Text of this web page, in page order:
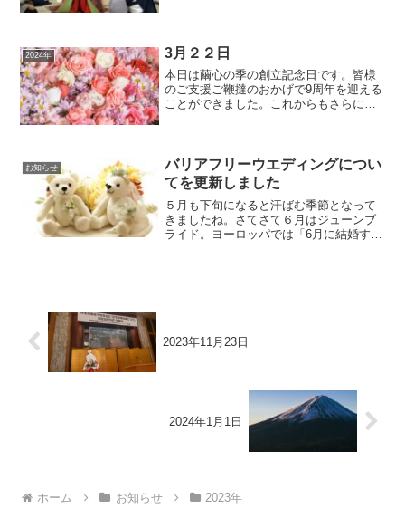
2024年 3月２２日
本日は繭心の季の創立記念日です。皆様
のご支援ご鞭撻のおかげで9周年を迎える
ことができました。これからもさらに飛
お知らせ
バリアフリーウエディングについ
てを更新しました
５月も下旬になると汗ばむ季節となって
きましたね。さてさて６月はジューンブ
ライド。ヨーロッパでは「6月に結婚する
2023年11月23日
2024年1月1日
ホーム お知らせ 2023年